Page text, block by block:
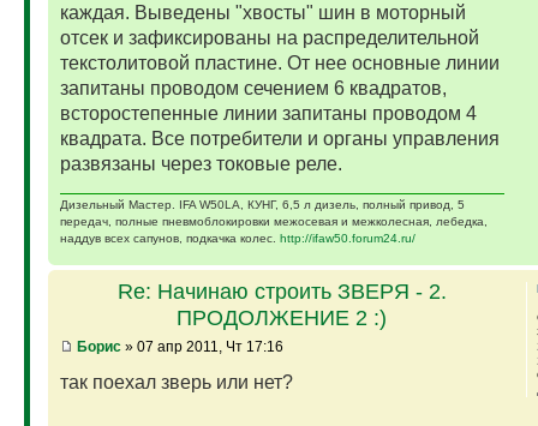
каждая. Выведены "хвосты" шин в моторный
отсек и зафиксированы на распределительной
текстолитовой пластине. От нее основные линии
запитаны проводом сечением 6 квадратов,
всторостепенные линии запитаны проводом 4
квадрата. Все потребители и органы управления
развязаны через токовые реле.
Дизельный Мастер. IFA W50LA, КУНГ, 6,5 л дизель, полный привод, 5
передач, полные пневмоблокировки межосевая и межколесная, лебедка,
наддув всех сапунов, подкачка колес. http://ifaw50.forum24.ru/
Re: Начинаю строить ЗВЕРЯ - 2.
ПРОДОЛЖЕНИЕ 2 :)
Борис» 07 апр 2011, Чт 17:16
так поехал зверь или нет?